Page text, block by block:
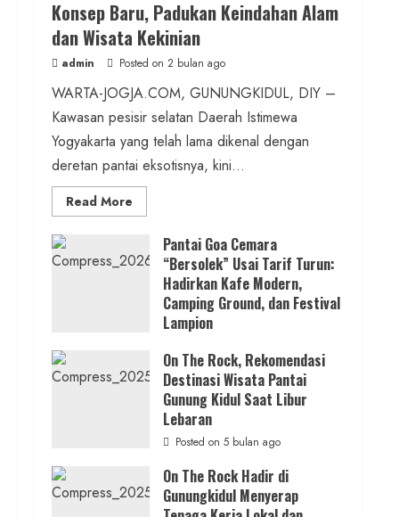
Kalurahan Mandiri Budaya
admin Posted on 13 jam ago
2 min read
Berita KUA Semugih, DIY
Keutamaan Sholawat dan Kunci
Hidup Tenang Jadi Materi Utama
Pengajian Aparat Margosari
Posted on 13 jam ago
Kebakaran Hanguskan Kantin dan
Gudang SD Negeri 1 Jerukan, Polsek
Juwangi Lakukan Olah TKP
Posted on 21 jam ago
Konsep Baru, Padukan Keindahan Alam
dan Wisata Kekinian
admin Posted on 2 bulan ago
WARTA-JOGJA.COM, GUNUNGKIDUL, DIY –
Kawasan pesisir selatan Daerah Istimewa
Yogyakarta yang telah lama dikenal dengan
deretan pantai eksotisnya, kini...
Read More
more
THE
ROCK
Gunungkidul
Hadirkan
Konsep
Padukan
Wisata
Kekinian
Pantai Goa Cemara
“Bersolek” Usai Tarif Turun:
Hadirkan Kafe Modern,
Camping Ground, dan Festival
Lampion
On The Rock, Rekomendasi
Destinasi Wisata Pantai
Gunung Kidul Saat Libur
Lebaran
Posted on 5 bulan ago
On The Rock Hadir di
Gunungkidul Menyerap